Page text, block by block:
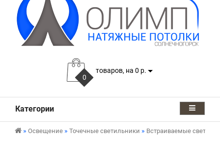
0
товаров, на 0 р.
Категории
Освещение Точечные светильники Встраиваемые